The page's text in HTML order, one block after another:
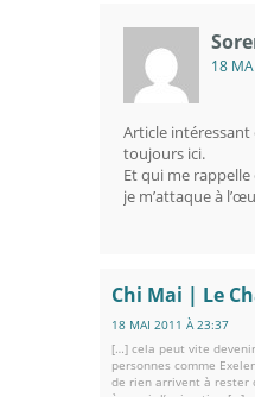
18
Article
toujours ici.
Et qui me
je m’attaque à
Chi Mai | Le
18 MAI 2011 À 23:37
[…] cela peut vite
personnes comme
de rien arrivent à rester